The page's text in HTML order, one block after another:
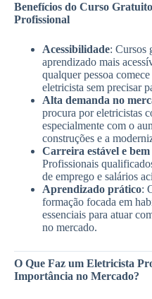
Benefícios do Curso
Profissional
Acessibilidade: Cursos
aprendizado mais
qualquer pessoa
eletricista sem precisar
Alta demanda no
procura por eletricistas
especialmente com o
construções e a
Carreira estável e
Profissionais
de emprego e salários
Aprendizado prático:
formação focada em
essenciais para atuar
no mercado.
O Que Faz um Eletricista
Importância no Mercado?